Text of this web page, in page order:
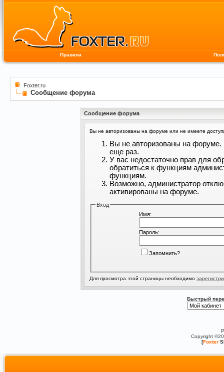
Правила
Foxter.ru
Сообщение форума
Сообщение форума
Вы не авторизованы на форуме или не имеете
Вы не авторизованы на форуме.
еще раз.
У вас недостаточно прав для
обратиться к функциям
функциям.
Возможно, администратор
активированы на форуме.
Вход
Имя:
Пароль:
Запомнить?
Для просмотра этой страницы необходимо
Быстрый
Copyright
[Foxter